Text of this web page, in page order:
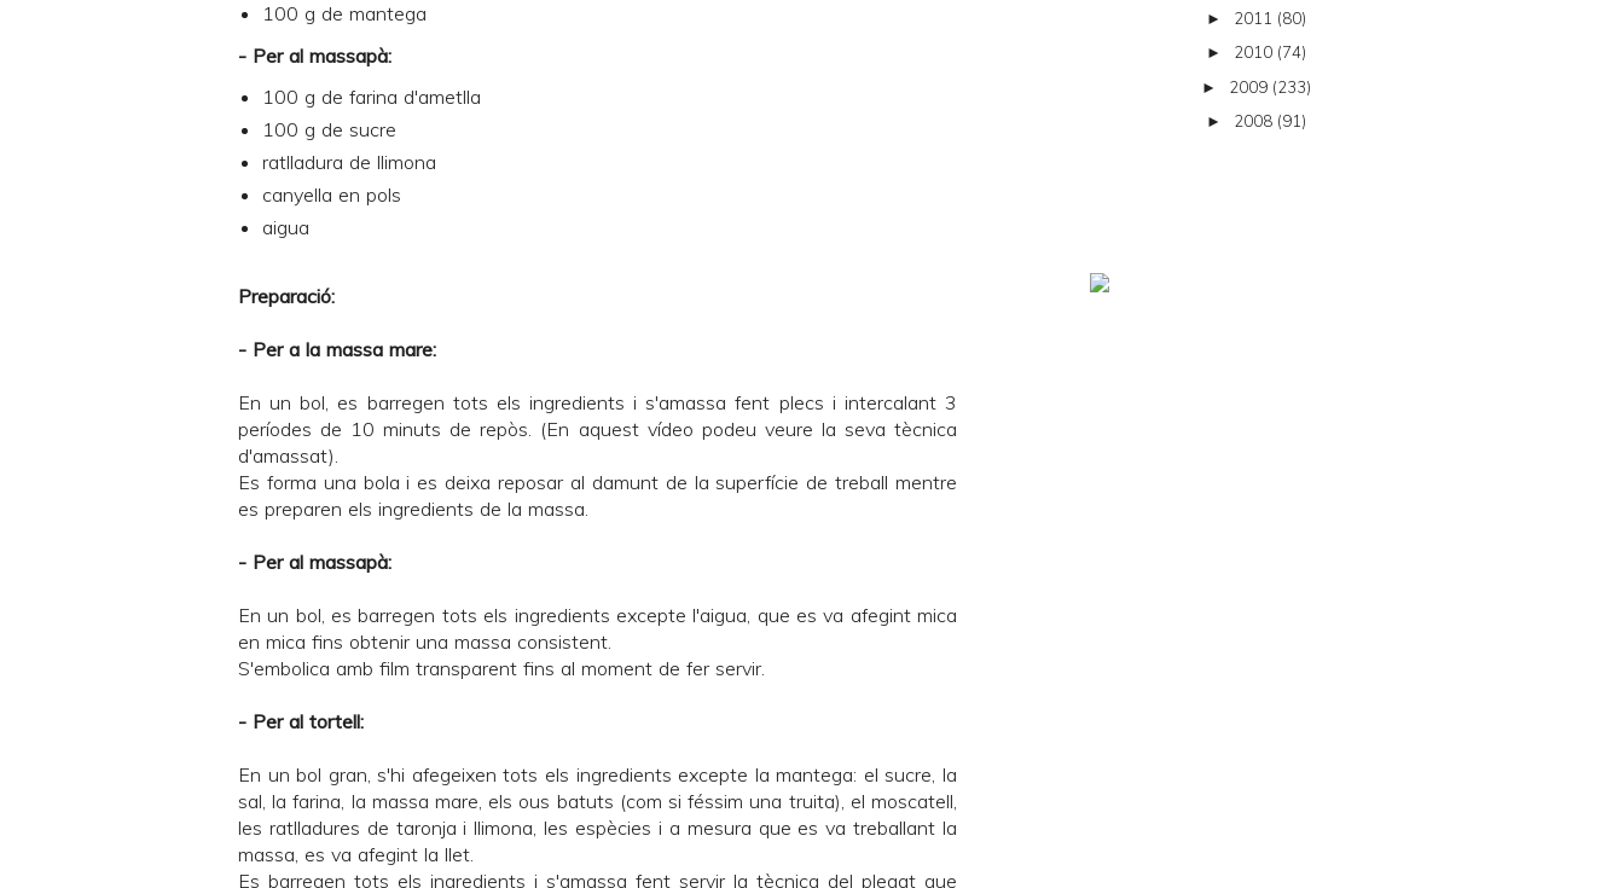
100 g de mantega
- Per al massapà:
100 g de farina d'ametlla
100 g de sucre
ratlladura de llimona
canyella en pols
aigua
Preparació:
- Per a la massa mare:
En un bol, es barregen tots els ingredients i s'amassa fent plecs i intercalant 3
períodes de 10 minuts de repòs. (En aquest vídeo podeu veure la seva tècnica
d'amassat).
Es forma una bola i es deixa reposar al damunt de la superfície de treball mentre
es preparen els ingredients de la massa.
- Per al massapà:
En un bol, es barregen tots els ingredients excepte l'aigua, que es va afegint mica
en mica fins obtenir una massa consistent.
S'embolica amb film transparent fins al moment de fer servir.
- Per al tortell:
En un bol gran, s'hi afegeixen tots els ingredients excepte la mantega: el sucre, la
sal, la farina, la massa mare, els ous batuts (com si féssim una truita), el moscatell,
les ratlladures de taronja i llimona, les espècies i a mesura que es va treballant la
massa, es va afegint la llet.
Es barregen tots els ingredients i s'amassa fent servir la tècnica del plegat que
► 2011 (80)
► 2010 (74)
► 2009 (233)
► 2008 (91)